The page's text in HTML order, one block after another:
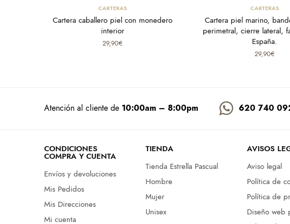
Añadir al carrito
CARTERAS
Cartera caballero piel con monedero
interior
29,90€
Añadir al carrito
CARTERAS
Cartera piel marino,
perimetral, cierre lateral,
España.
29,90€
Atención al cliente de 10:00am – 8:00pm 620 740
CONDICIONES
COMPRA Y CUENTA
Envíos y devoluciones
Mis Pedidos
Mis Direcciones
Mi cuenta
TIENDA
Tienda Estrella Pascual
Hombre
Mujer
Unisex
AVISOS
Aviso legal
Política de
Política de
Diseño web